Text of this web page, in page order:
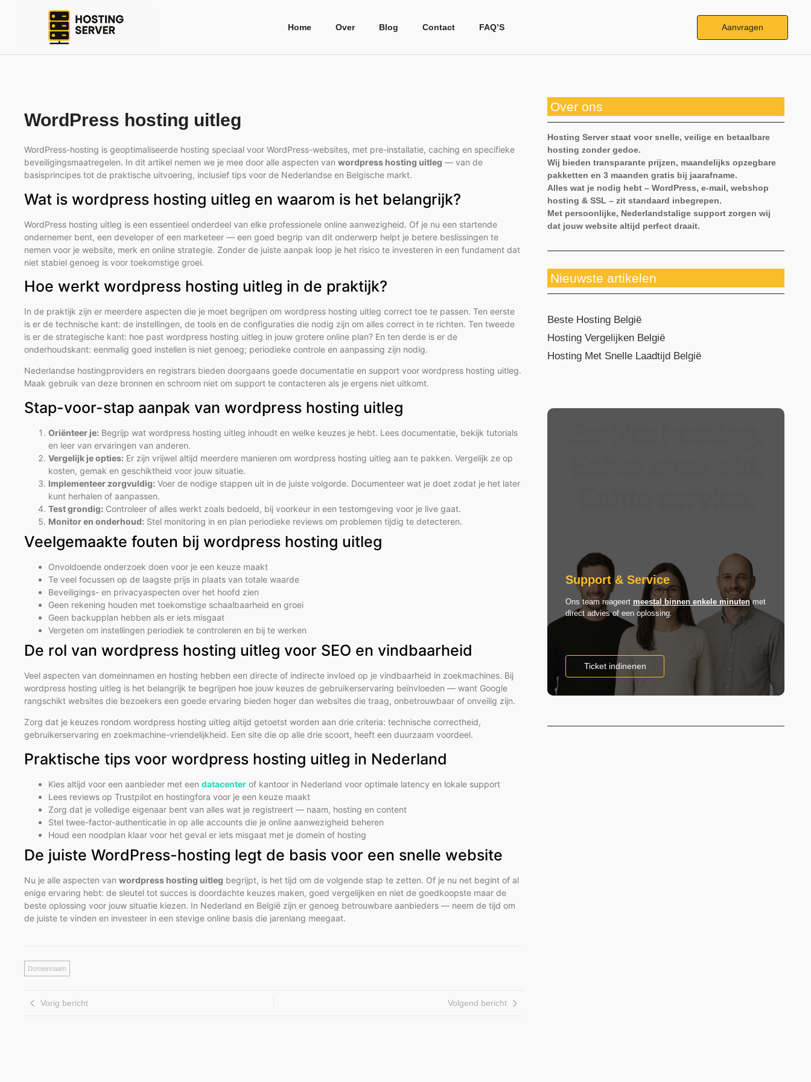
Home Over Blog Contact FAQ’S Aanvragen
WordPress hosting uitleg
WordPress-hosting is geoptimaliseerde hosting speciaal voor WordPress-websites, met pre-installatie, caching en specifieke
beveiligingsmaatregelen. In dit artikel nemen we je mee door alle aspecten van wordpress hosting uitleg — van de
basisprincipes tot de praktische uitvoering, inclusief tips voor de Nederlandse en Belgische markt.
Wat is wordpress hosting uitleg en waarom is het belangrijk?
WordPress hosting uitleg is een essentieel onderdeel van elke professionele online aanwezigheid. Of je nu een startende
ondernemer bent, een developer of een marketeer — een goed begrip van dit onderwerp helpt je betere beslissingen te
nemen voor je website, merk en online strategie. Zonder de juiste aanpak loop je het risico te investeren in een fundament dat
niet stabiel genoeg is voor toekomstige groei.
Hoe werkt wordpress hosting uitleg in de praktijk?
In de praktijk zijn er meerdere aspecten die je moet begrijpen om wordpress hosting uitleg correct toe te passen. Ten eerste
is er de technische kant: de instellingen, de tools en de configuraties die nodig zijn om alles correct in te richten. Ten tweede
is er de strategische kant: hoe past wordpress hosting uitleg in jouw grotere online plan? En ten derde is er de
onderhoudskant: eenmalig goed instellen is niet genoeg; periodieke controle en aanpassing zijn nodig.
Nederlandse hostingproviders en registrars bieden doorgaans goede documentatie en support voor wordpress hosting uitleg.
Maak gebruik van deze bronnen en schroom niet om support te contacteren als je ergens niet uitkomt.
Stap-voor-stap aanpak van wordpress hosting uitleg
Oriënteer je: Begrijp wat wordpress hosting uitleg inhoudt en welke keuzes je hebt. Lees documentatie, bekijk tutorials
en leer van ervaringen van anderen.
Vergelijk je opties: Er zijn vrijwel altijd meerdere manieren om wordpress hosting uitleg aan te pakken. Vergelijk ze op
kosten, gemak en geschiktheid voor jouw situatie.
Implementeer zorgvuldig: Voer de nodige stappen uit in de juiste volgorde. Documenteer wat je doet zodat je het later
kunt herhalen of aanpassen.
Test grondig: Controleer of alles werkt zoals bedoeld, bij voorkeur in een testomgeving voor je live gaat.
Monitor en onderhoud: Stel monitoring in en plan periodieke reviews om problemen tijdig te detecteren.
Veelgemaakte fouten bij wordpress hosting uitleg
Onvoldoende onderzoek doen voor je een keuze maakt
Te veel focussen op de laagste prijs in plaats van totale waarde
Beveiligings- en privacyaspecten over het hoofd zien
Geen rekening houden met toekomstige schaalbaarheid en groei
Geen backupplan hebben als er iets misgaat
Vergeten om instellingen periodiek te controleren en bij te werken
De rol van wordpress hosting uitleg voor SEO en vindbaarheid
Veel aspecten van domeinnamen en hosting hebben een directe of indirecte invloed op je vindbaarheid in zoekmachines. Bij
wordpress hosting uitleg is het belangrijk te begrijpen hoe jouw keuzes de gebruikerservaring beïnvloeden — want Google
rangschikt websites die bezoekers een goede ervaring bieden hoger dan websites die traag, onbetrouwbaar of onveilig zijn.
Zorg dat je keuzes rondom wordpress hosting uitleg altijd getoetst worden aan drie criteria: technische correctheid,
gebruikerservaring en zoekmachine-vriendelijkheid. Een site die op alle drie scoort, heeft een duurzaam voordeel.
Praktische tips voor wordpress hosting uitleg in Nederland
Kies altijd voor een aanbieder met een datacenter of kantoor in Nederland voor optimale latency en lokale support
Lees reviews op Trustpilot en hostingfora voor je een keuze maakt
Zorg dat je volledige eigenaar bent van alles wat je registreert — naam, hosting en content
Stel twee-factor-authenticatie in op alle accounts die je online aanwezigheid beheren
Houd een noodplan klaar voor het geval er iets misgaat met je domein of hosting
De juiste WordPress-hosting legt de basis voor een snelle website
Nu je alle aspecten van wordpress hosting uitleg begrijpt, is het tijd om de volgende stap te zetten. Of je nu net begint of al
enige ervaring hebt: de sleutel tot succes is doordachte keuzes maken, goed vergelijken en niet de goedkoopste maar de
beste oplossing voor jouw situatie kiezen. In Nederland en België zijn er genoeg betrouwbare aanbieders — neem de tijd om
de juiste te vinden en investeer in een stevige online basis die jarenlang meegaat.
Domeinnaam
Vorig bericht Volgend bericht
Over ons
Hosting Server staat voor snelle, veilige en betaalbare
hosting zonder gedoe.
Wij bieden transparante prijzen, maandelijks opzegbare
pakketten en 3 maanden gratis bij jaarafname.
Alles wat je nodig hebt – WordPress, e-mail, webshop
hosting & SSL – zit standaard inbegrepen.
Met persoonlijke, Nederlandstalige support zorgen wij
dat jouw website altijd perfect draait.
Nieuwste artikelen
Beste Hosting België
Hosting Vergelijken België
Hosting Met Snelle Laadtijd België
Support & Service
Ons team reageert meestal binnen enkele minutenmet
direct advies of een oplossing.
Ticket indinenen